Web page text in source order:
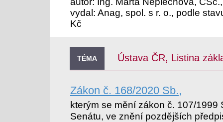
vydal: Anag, spol. s r. o., podle
Kč
TÉMA Ústava ČR, Listina
Zákon č. 168/2020 Sb.,
kterým se mění zákon č. 107/1999
Senátu, ve znění pozdějších